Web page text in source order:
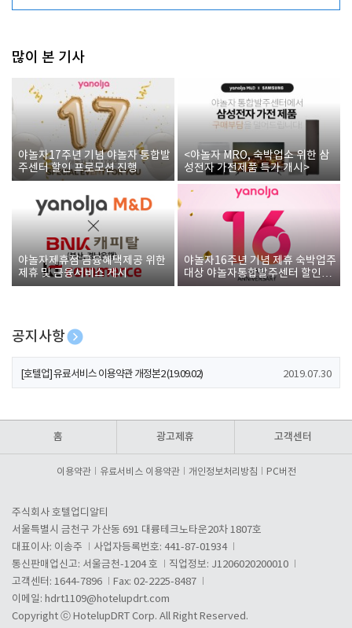
많이 본 기사
야놀자17주년 기념 야놀자 통합발
주센터 할인 프로모션 진행
<야놀자 MRO, 숙박업소 위한 삼
성전자 가전제품 특가 개시>
야놀자제휴점 금융혜택제공 위한
제휴 및 금융서비스 게시
야놀자16주년 기념 제휴 숙박업주
대상 야놀자통합발주센터 할인쿠
폰 증정
공지사항
[호텔업] 개인정보 처리방침 개정본1 (19.09.02)
[호텔업] 유료서비스 이용약관 개정본2 (19.09.02) 2019.07.30
홈 광고제휴 고객센터
이용약관 유료서비스 이용약관 개인정보처리방침 PC버전
주식회사 호텔업디알티
서울특별시 금천구 가산동 691 대륭테크노타운20차 1807호
대표이사: 이송주
사업자등록번호: 441-87-01934
통신판매업신고: 서울금천-1204 호
직업정보: J1206020200010
고객센터: 1644-7896
Fax: 02-2225-8487
이메일: hdrt1109@hotelupdrt.com
Copyright ⓒ HotelupDRT Corp. All Right Reserved.